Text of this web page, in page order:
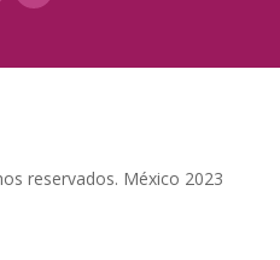
reservados. México 2023